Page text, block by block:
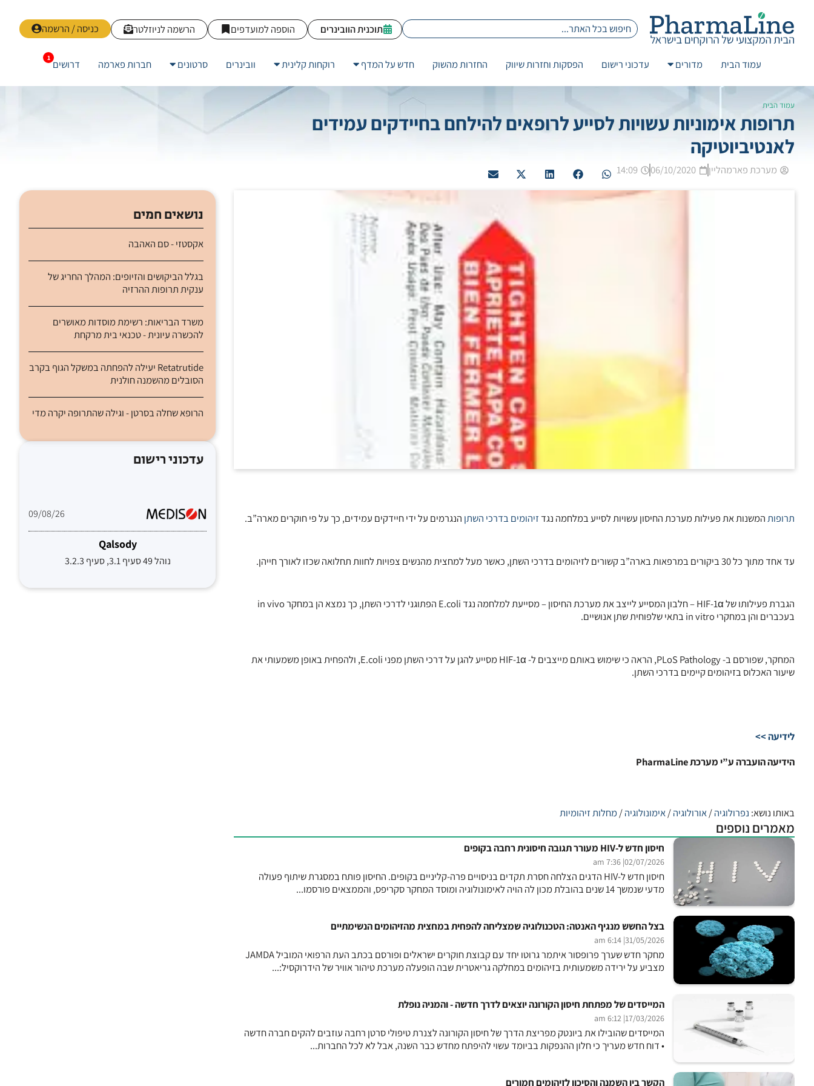
כניסה / הרשמה הרשמה לניוזלטר הוספה למועדפים תוכנית הוובינרים
עמוד הבית מדורים עדכוני רישום הפסקות וחזרות שיווק החזרות מהשוק חדש על המדף רוקחות קלינית וובינרים סרטונים חברות פארמה דרושים
עמוד הבית
תרופות אימוניות עשויות לסייע לרופאים להילחם בחיידקים עמידים
לאנטיביוטיקה
מערכת פארמהליין 06/10/2020
14:09
תרופותהמשנות את פעילות מערכת החיסון עשויות לסייע במלחמה נגדזיהומים בדרכי השתן הנגרמים על ידי חיידקים עמידים, כך על פי חוקרים מארה”ב.
עד אחד מתוך כל 30 ביקורים במרפאות בארה”ב קשורים לזיהומים בדרכי השתן, כאשר מעל למחצית מהנשים צפויות לחוות תחלואה שכזו לאורך חייהן.
הגברת פעילותו של HIF-1α – חלבון המסייע לייצב את מערכת החיסון – מסייעת למלחמה נגד E.coli הפתוגני לדרכי השתן, כך נמצא הן במחקר in vivo
בעכברים והן במחקרי in vitro בתאי שלפוחית שתן אנושיים.
המחקר, שפורסם ב- PLoS Pathology, הראה כי שימוש באותם מייצבים ל- HIF-1α מסייע להגן על דרכי השתן מפני E.coli, ולהפחית באופן משמעותי את
שיעור האכלוס בזיהומים קיימים בדרכי השתן.
לידיעה >>
הידיעה הועברה ע”י מערכת PharmaLine
באותו נושא: נפרולוגיה/אורולוגיה/אימונולוגיה/מחלות זיהומיות
מאמרים נוספים
חיסון חדש ל-HIV מעורר תגובה חיסונית רחבה בקופים
02/07/2026
| 7:36 am
חיסון חדש ל-HIV הדגים הצלחה חסרת תקדים בניסויים פרה-קליניים בקופים. החיסון פותח במסגרת שיתוף פעולה
מדעי שנמשך 14 שנים בהובלת מכון לה הויה לאימונולוגיה ומוסד המחקר סקריפס, והממצאים פורסמו...
בצל החשש מנגיף האנטה: הטכנולוגיה שמצליחה להפחית במחצית מהזיהומים הנשימתיים
31/05/2026
| 6:14 am
מחקר חדש שערך פרופסור איתמר גרוטו יחד עם קבוצת חוקרים ישראלים ופורסם בכתב העת הרפואי המוביל JAMDA
מצביע על ירידה משמעותית בזיהומים במחלקה גריאטרית שבה הופעלה מערכת טיהור אוויר של הידרוקסיל:...
המייסדים של מפתחת חיסון הקורונה יוצאים לדרך חדשה - והמניה נופלת
17/03/2026
| 6:12 am
המייסדים שהובילו את ביונטק מפריצת הדרך של חיסון הקורונה לצנרת טיפולי סרטן רחבה עוזבים להקים חברה חדשה
• דוח חדש מעריך כי חלון ההנפקות בביומד עשוי להיפתח מחדש כבר השנה, אבל לא לכל החברות...
הקשר בין השמנה והסיכון לזיהומים חמורים
נושאים חמים
אקסטזי - סם האהבה
בגלל הביקושים והזיופים: המהלך החריג של
ענקית תרופות ההרזיה
משרד הבריאות: רשימת מוסדות מאושרים
להכשרה עיונית - טכנאי בית מרקחת
Retatrutide יעילה להפחתה במשקל הגוף בקרב
הסובלים מהשמנה חולנית
הרופא שחלה בסרטן - וגילה שהתרופה יקרה מדי
עדכוני רישום
09/08/26
Qalsody
נוהל 49 סעיף 3.1, סעיף 3.2.3